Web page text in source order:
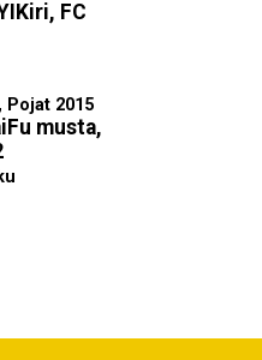
FC
Pojat 2015
musta,